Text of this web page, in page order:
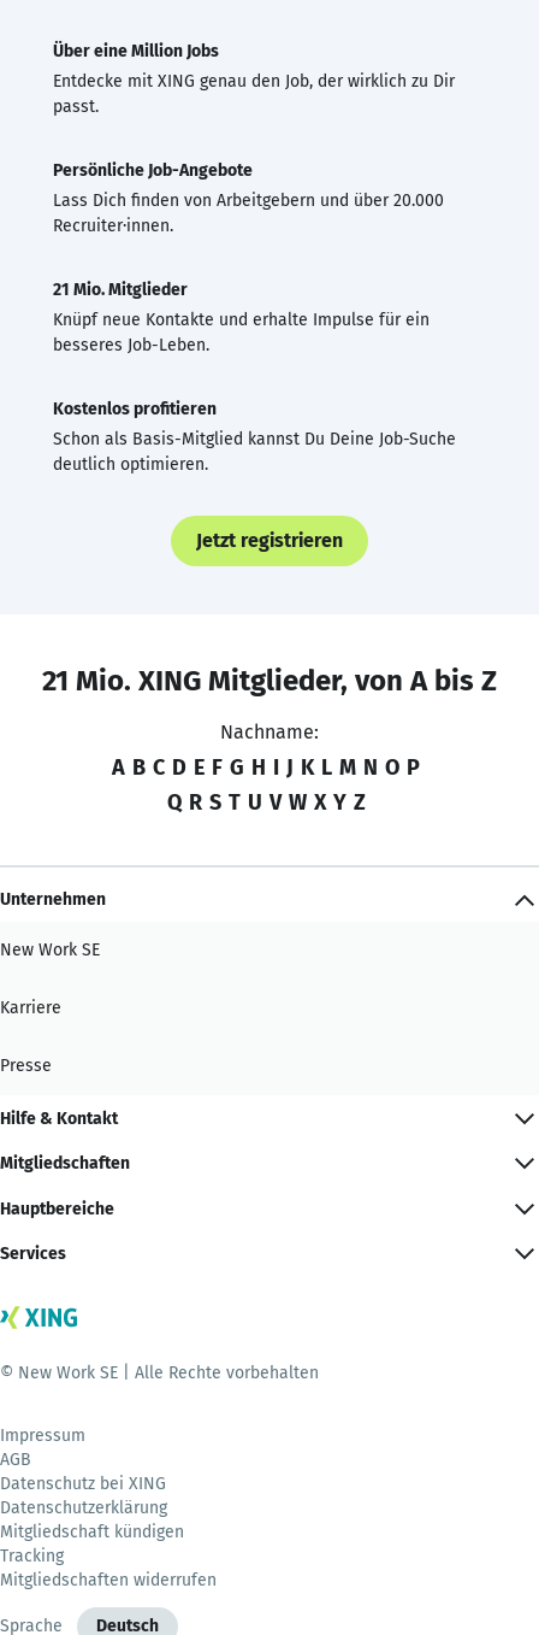
Über eine Million Jobs
Entdecke mit XING genau den Job, der wirklich zu Dir
passt.
Persönliche Job-Angebote
Lass Dich finden von Arbeitgebern und über 20.000
Recruiter·innen.
21 Mio. Mitglieder
Knüpf neue Kontakte und erhalte Impulse für ein
besseres Job-Leben.
Kostenlos profitieren
Schon als Basis-Mitglied kannst Du Deine Job-Suche
deutlich optimieren.
Jetzt registrieren
21 Mio. XING Mitglieder, von A bis Z
Nachname:
A B C D E F G H I J K L M N O P
Q R S T U V W X Y Z
Unternehmen
New Work SE
Karriere
Presse
Hilfe & Kontakt
Mitgliedschaften
Hauptbereiche
Services
© New Work SE | Alle Rechte vorbehalten
Impressum
AGB
Datenschutz bei XING
Datenschutzerklärung
Mitgliedschaft kündigen
Tracking
Mitgliedschaften widerrufen
Sprache Deutsch